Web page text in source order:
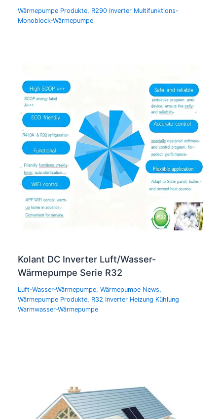
Wärmepumpe Produkte, R290 Inverter Multifunktions-
Monoblock-Wärmepumpe
Kolant DC Inverter Luft/Wasser-
Wärmepumpe Serie R32
Luft-Wasser-Wärmepumpe,Wärmepumpe News,
Wärmepumpe Produkte, R32 Inverter Heizung Kühlung
Warmwasser-Wärmepumpe